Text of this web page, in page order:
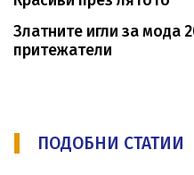
Златните игли за мода
притежатели
ПОДОБНИ СТАТИИ